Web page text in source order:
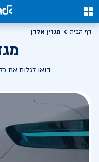
0
דף הבית מגזין אלדן
בואו לגלות את